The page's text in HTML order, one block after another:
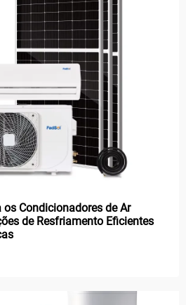
Condicionadores de Ar
de Resfriamento Eficientes